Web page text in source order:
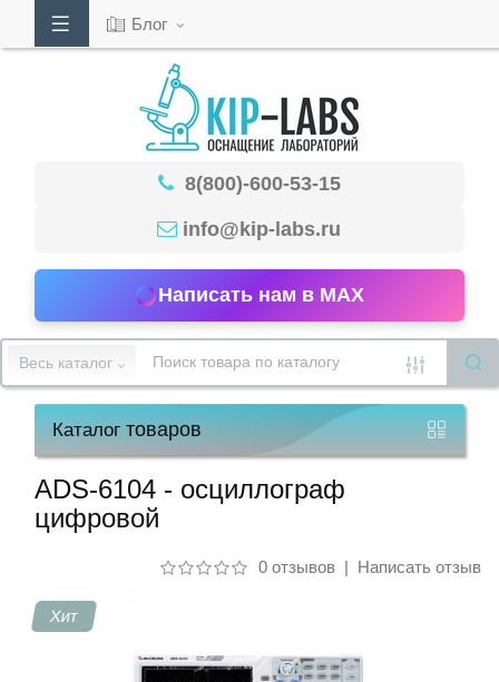
53-
15
работы
Блог
8(800)-600-53-15
info@kip-labs.ru
Написать нам в MAX
Весь каталог
Каталогтоваров
ADS-6104 - осциллограф
цифровой
0 отзывов| Написать отзыв
Хит